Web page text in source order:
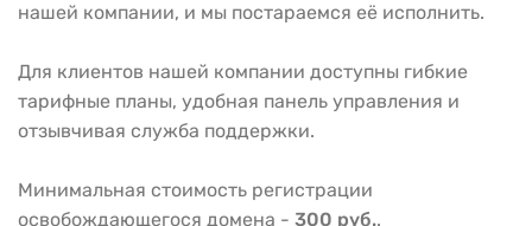
нашей компании, и мы постараемся её исполнить.
Для клиентов нашей компании доступны гибкие
тарифные планы, удобная панель управления и
отзывчивая служба поддержки.
Минимальная стоимость регистрации
освобождающегося домена - 300 руб..